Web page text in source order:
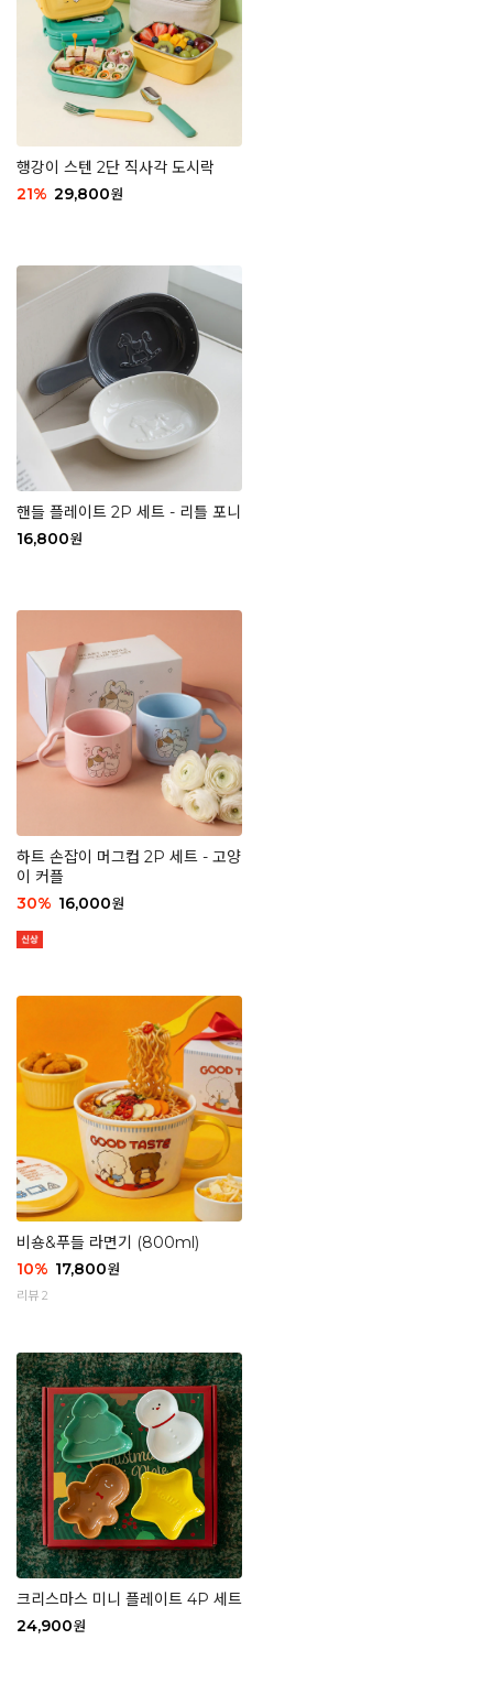
행강이 스텐 2단 직사각 도시락
21% 29,800원
핸들 플레이트 2P 세트 - 리틀 포니
16,800원
하트 손잡이 머그컵 2P 세트 - 고양
이 커플
30% 16,000원
비숑&푸들 라면기 (800ml)
10% 17,800원
리뷰 2
크리스마스 미니 플레이트 4P 세트
24,900원